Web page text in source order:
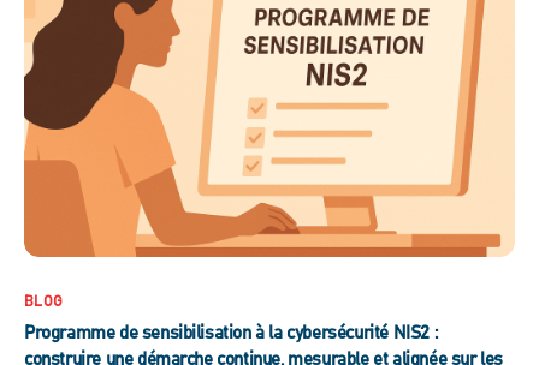
BLOG
Programme de sensibilisation à la cybersécurité NIS2 :
construire une démarche continue, mesurable et alignée sur les